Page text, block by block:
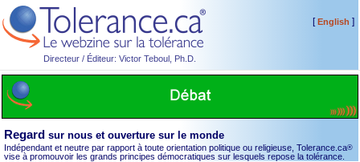
Directeur / Éditeur: Victor Teboul, Ph.D.
[English ]
Regard sur nous et ouverture sur le monde
Indépendant et neutre par rapport à toute orientation politique ou religieuse, Tolerance.ca®
vise à promouvoir les grands principes démocratiques sur lesquels repose la tolérance.